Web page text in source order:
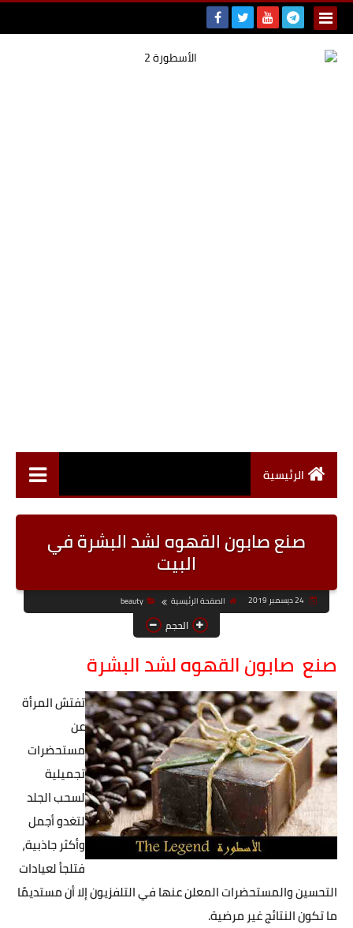
الرئيسية
صنع صابون القهوه لشد البشرة في
البيت
24 ديسمبر 2019 الصفحة الرئيسية beauty
الحجم
صنع صابون القهوه لشد البشرة
تفتش المرأة
عن
مستحضرات
تجميلية
لسحب الجلد
لتغدو أجمل
وأكثر جاذبية،
فتلجأ لعيادات
التحسين والمستحضرات المعلن عنها في التلفزيون إلا أن مستديمًا
ما تكون النتائج غير مرضية.